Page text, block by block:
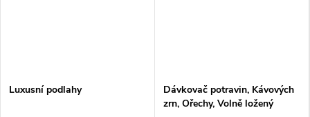
Luxusní podlahy
Dávkovač potravin, Kávových
zrn, Ořechy, Volně ložený